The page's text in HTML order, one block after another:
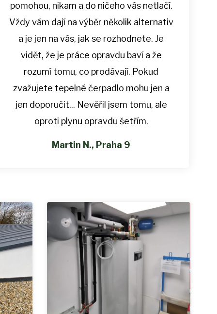
pomohou, nikam a do ničeho vás netlačí.
Vždy vám dají na výběr několik alternativ
a je jen na vás, jak se rozhodnete. Je
vidět, že je práce opravdu baví a že
rozumí tomu, co prodávají. Pokud
zvažujete tepelné čerpadlo mohu jen a
jen doporučit... Nevěřil jsem tomu, ale
oproti plynu opravdu šetřím.
Martin N., Praha 9